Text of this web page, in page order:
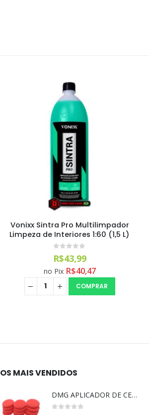
Sanitizante Finalizador 4 em 1 Vonixx
(3L)
out of 5
R$73,99
no Pix R$68,07
COMPRAR
OS MAIS VENDIDOS
DMG APLICADOR DE CERA ULTRA MACIO VERMELHO l